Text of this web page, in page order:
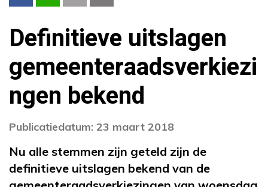
Definitieve uitslagen
gemeenteraadsverkiezi
ngen bekend
Publicatiedatum: 23 maart 2018
Nu alle stemmen zijn geteld zijn de
definitieve uitslagen bekend van de